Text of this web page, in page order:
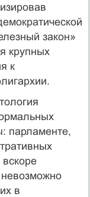
закон»
крупных
к
парламенте,
невозможно
в